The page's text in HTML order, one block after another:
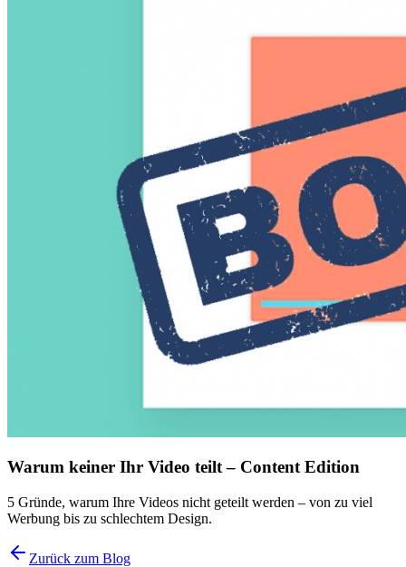
Warum keiner Ihr Video teilt – Content Edition
5 Gründe, warum Ihre Videos nicht geteilt werden – von zu viel
Werbung bis zu schlechtem Design.
Zurück zum Blog